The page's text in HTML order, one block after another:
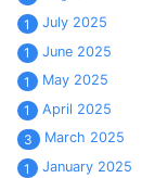
1
July 2025
1
June 2025
1
May 2025
1
April 2025
3
March 2025
1
January 2025